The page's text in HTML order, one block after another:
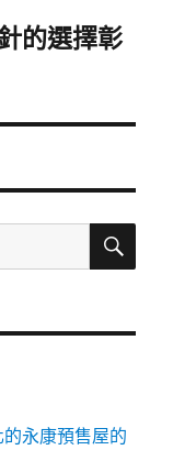
的選擇彰
搜
永康預售屋的